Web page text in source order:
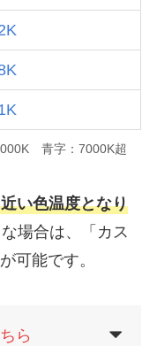
青字：7000K超
い色温度となり
場合は、「カス
可能です。
ら